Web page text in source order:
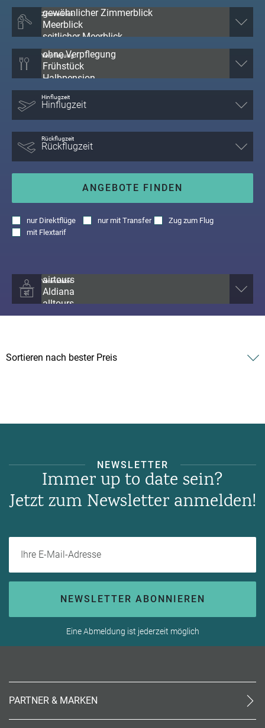
Zimmerblick
ANGEBOTE FINDEN
nur Direktflüge nurmit Transfer
Zug zum Flug
mit Flextarif
Verpflegung
Hinflugzeit
Rückflugzeit
Veranstalter
NEWSLETTER
Immer up to date sein?
Jetzt zum Newsletter anmelden!
NEWSLETTER ABONNIEREN
Eine Abmeldung ist jederzeit möglich
PARTNER & MARKEN